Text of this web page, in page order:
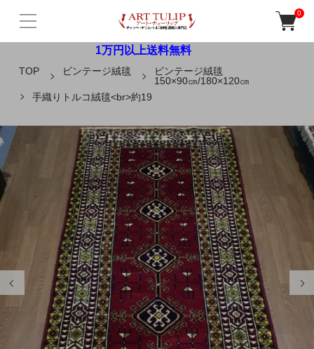
1万円以上送料無料
0
TOP ビンテージ絨毯
ビンテージ絨毯
150×90㎝/180×120㎝
手織りトルコ絨毯<br>約19